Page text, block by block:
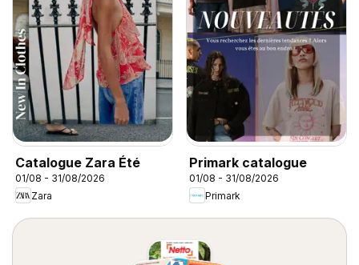
Catalogue Zara Été
01/08 - 31/08/2026
Zara
Primark catalogue
01/08 - 31/08/2026
Primark